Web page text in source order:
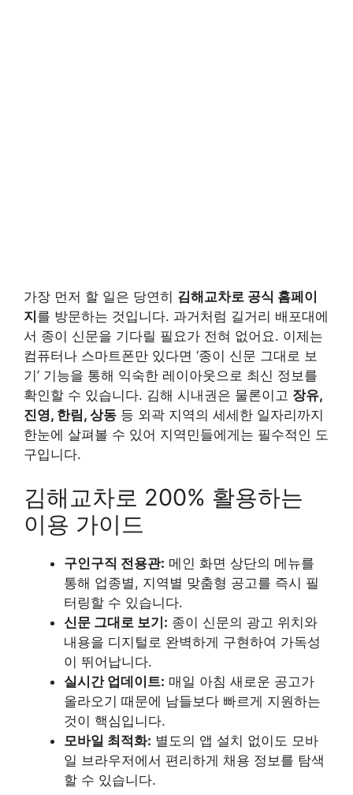
가장 먼저 할 일은 당연히 김해교차로 공식 홈페이
지를 방문하는 것입니다. 과거처럼 길거리 배포대에
서 종이 신문을 기다릴 필요가 전혀 없어요. 이제는
컴퓨터나 스마트폰만 있다면 ‘종이 신문 그대로 보
기’ 기능을 통해 익숙한 레이아웃으로 최신 정보를
확인할 수 있습니다. 김해 시내권은 물론이고 장유,
진영, 한림, 상동 등 외곽 지역의 세세한 일자리까지
한눈에 살펴볼 수 있어 지역민들에게는 필수적인 도
구입니다.
김해교차로 200% 활용하는
이용 가이드
구인구직 전용관: 메인 화면 상단의 메뉴를
통해 업종별, 지역별 맞춤형 공고를 즉시 필
터링할 수 있습니다.
신문 그대로 보기: 종이 신문의 광고 위치와
내용을 디지털로 완벽하게 구현하여 가독성
이 뛰어납니다.
실시간 업데이트: 매일 아침 새로운 공고가
올라오기 때문에 남들보다 빠르게 지원하는
것이 핵심입니다.
모바일 최적화: 별도의 앱 설치 없이도 모바
일 브라우저에서 편리하게 채용 정보를 탐색
할 수 있습니다.